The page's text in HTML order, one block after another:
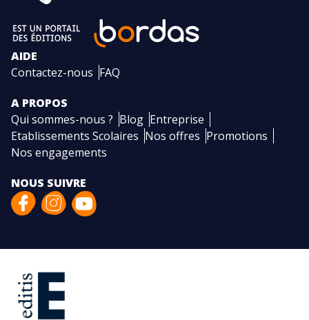
AIDE
Contactez-nous FAQ
A PROPOS
Qui sommes-nous ? Blog Entreprise
Etablissements Scolaires Nos offres Promotions
Nos engagements
NOUS SUIVRE